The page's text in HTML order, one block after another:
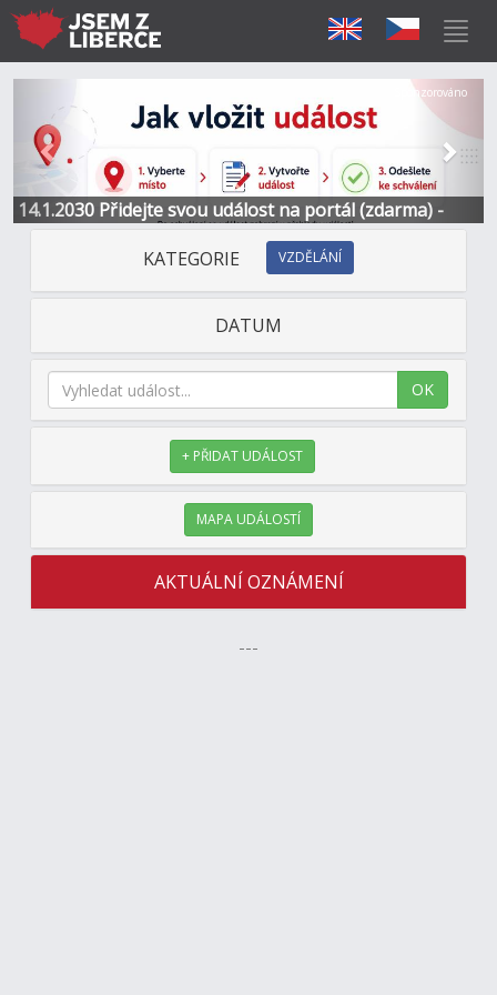
14.1.2030 Přidejte svou událost na portál (zdarma) -
Informace a kontakt
Další
Sponzorováno
KATEGORIE VZDĚLÁNÍ
DATUM
OK
+ PŘIDAT UDÁLOST
MAPA UDÁLOSTÍ
AKTUÁLNÍ OZNÁMENÍ
---